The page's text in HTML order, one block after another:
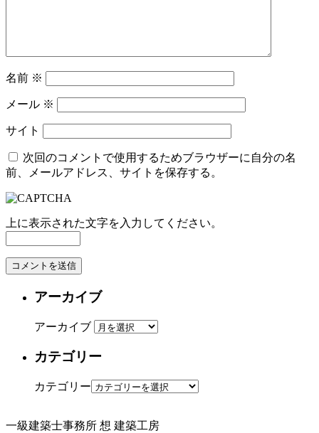
名前 ※
メール ※
サイト
次回のコメントで使用するためブラウザーに自分の名
前、メールアドレス、サイトを保存する。
上に表示された文字を入力してください。
アーカイブ
アーカイブ
カテゴリー
カテゴリー
一級建築士事務所 想 建築工房